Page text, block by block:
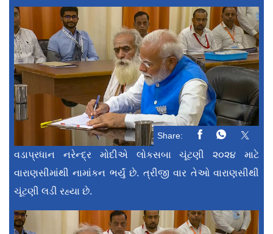
Share:
વડાપ્રધાન નરેન્દ્ર મોદીએ લોકસબા ચૂંટણી ૨૦૨૪ માટે
વારાણસીમાંથી નામાંકન ભર્યું છે. ત્રીજી વાર તેઓ વારાણસીથી
ચૂંટણી લડી રહ્યા છે.